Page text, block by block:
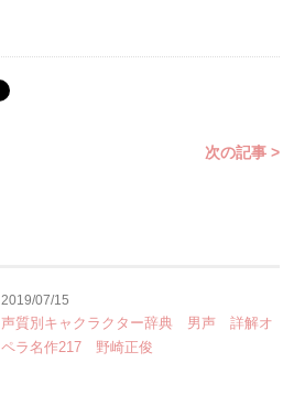
次の記事 >
2019/07/15
声質別キャクラクター辞典 男声 詳解オ
ペラ名作217 野崎正俊